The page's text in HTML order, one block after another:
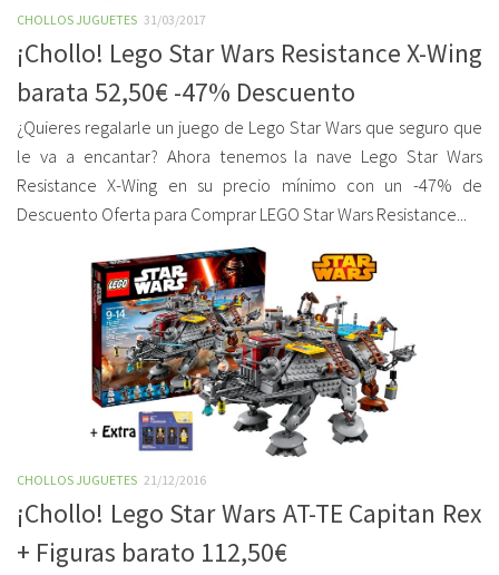
CHOLLOS JUGUETES 31/03/2017
¡Chollo! Lego Star Wars Resistance X-Wing
barata 52,50€ -47% Descuento
¿Quieres regalarle un juego de Lego Star Wars que seguro que
le va a encantar? Ahora tenemos la nave Lego Star Wars
Resistance X-Wing en su precio mínimo con un -47% de
Descuento Oferta para Comprar LEGO Star Wars Resistance...
CHOLLOS JUGUETES 21/12/2016
¡Chollo! Lego Star Wars AT-TE Capitan Rex
+ Figuras barato 112,50€